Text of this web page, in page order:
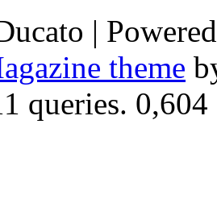
|
theme
queries. 0,604